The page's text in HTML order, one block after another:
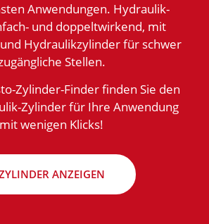
Anwendungen. Hydraulik-
und doppeltwirkend, mit
Hydraulikzylinder für schwer
Stellen.
Zylinder-Finder finden Sie den
Zylinder für Ihre Anwendung
mit wenigen Klicks!
ANZEIGEN